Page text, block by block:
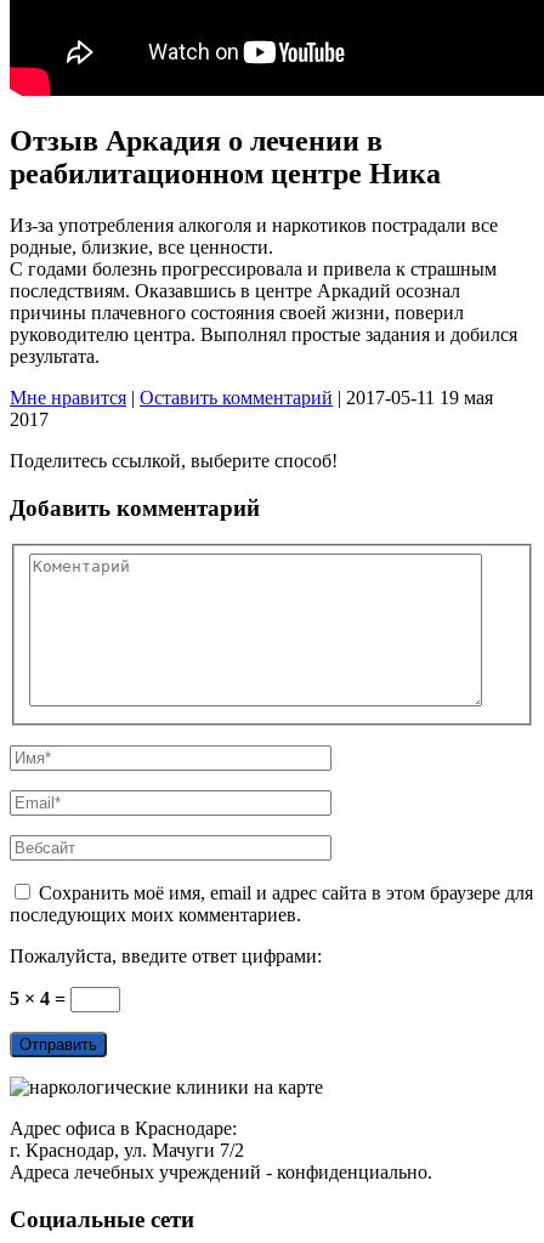
Отзыв Аркадия о лечении в
реабилитационном центре Ника
Из-за употребления алкоголя и наркотиков пострадали все
родные, близкие, все ценности.
С годами болезнь прогрессировала и привела к страшным
последствиям. Оказавшись в центре Аркадий осознал
причины плачевного состояния своей жизни, поверил
руководителю центра. Выполнял простые задания и добился
результата.
Мне нравится | Оставить комментарий | 2017-05-11 19 мая
2017
Поделитесь ссылкой, выберите способ!
Добавить комментарий
Сохранить моё имя, email и адрес сайта в этом браузере для
последующих моих комментариев.
Пожалуйста, введите ответ цифрами:
5 × 4 =
Адрес офиса в Краснодаре:
г. Краснодар, ул. Мачуги 7/2
Адреса лечебных учреждений - конфиденциально.
Социальные сети